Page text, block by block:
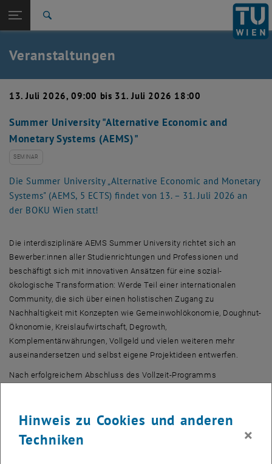
TU Login
Quicklinks
Quicklinks-Menü umschalten
Studium
Karriere
Zurück zur letzten Ebene:
Veranstaltungskalender
Event eintragen
Eventmanagement
Veranstaltungen
13. Juli 2026, 09:00 bis 31. Juli 2026 18:00
Summer University "Alternative Economic and
Monetary Systems (AEMS)"
SEMINAR
Die Summer University „Alternative Economic and Monetary
Systems" (AEMS, 5 ECTS) findet von 13. – 31. Juli 2026 an
der BOKU Wien statt!
Die interdisziplinäre AEMS Summer University richtet sich an
Bewerber:innen aller Studienrichtungen und Professionen und
beschäftigt sich mit innovativen Ansätzen für eine sozial-
ökologische Transformation: Werde Teil einer internationalen
Community, die sich über einen holistischen Zugang zu
Nachhaltigkeit mit Konzepten wie Gemeinwohlökonomie, Doughnut-
Öknonomie, Kreislaufwirtschaft, Degrowth,
Komplementärwährungen, Vollgeld und vielen weiteren mehr
auseinandersetzen und selbst eigene Projektideen entwerfen.
Nach erfolgreichem Abschluss des Vollzeit-Programms
Die Bewerbung ist online möglich!
Hinweis zu Cookies und anderen
Techniken
×